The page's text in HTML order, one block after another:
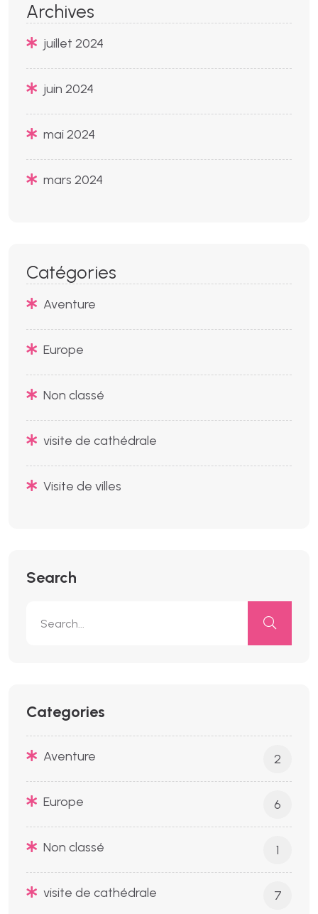
Archives
juillet 2024
juin 2024
mai 2024
mars 2024
Catégories
Aventure
Europe
Non classé
visite de cathédrale
Visite de villes
Search
Categories
Aventure 2
Europe 6
Non classé 1
visite de cathédrale 7